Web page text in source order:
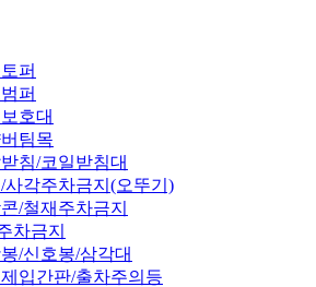
퍼
퍼
호대
팀목
침/코일받침대
/사각주차금지(오뚜기)
/철재주차금지
차금지
/신호봉/삼각대
입간판/출차주의등